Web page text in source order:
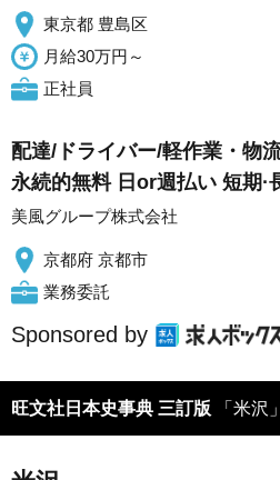
東京都 豊島区
月給30万円～
正社員
配達/ドライバー/軽作業・物
永続的無料 日or週払い 短期·
美風グループ株式会社
京都府 京都市
業務委託
Sponsored by
旺文社日本史事典 三訂版 「米沢